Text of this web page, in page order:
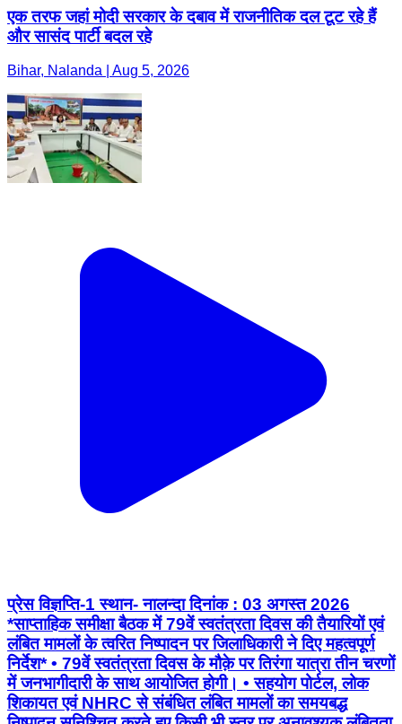
एक तरफ जहां मोदी सरकार के दबाव में राजनीतिक दल टूट रहे हैं
और सासंद पार्टी बदल रहे
Bihar, Nalanda | Aug 5, 2026
प्रेस विज्ञप्ति-1 स्थान- नालन्दा दिनांक : 03 अगस्त 2026
*साप्ताहिक समीक्षा बैठक में 79वें स्वतंत्रता दिवस की तैयारियों एवं
लंबित मामलों के त्वरित निष्पादन पर जिलाधिकारी ने दिए महत्वपूर्ण
निर्देश* • 79वें स्वतंत्रता दिवस के मौक़े पर तिरंगा यात्रा तीन चरणों
में जनभागीदारी के साथ आयोजित होगी। • ⁠सहयोग पोर्टल, लोक
शिकायत एवं NHRC से संबंधित लंबित मामलों का समयबद्ध